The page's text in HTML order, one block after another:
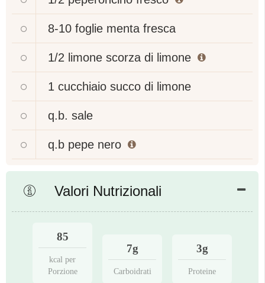
8-10 foglie menta fresca
1/2 limone scorza di limone
1 cucchiaio succo di limone
q.b. sale
q.b pepe nero
Valori Nutrizionali
85
kcal per
Porzione
7g
Carboidrati
3g
Proteine